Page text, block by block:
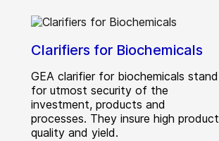
Clarifiers for Biochemicals
GEA clarifier for biochemicals stand
for utmost security of the
investment, products and
processes. They insure high product
quality and yield.